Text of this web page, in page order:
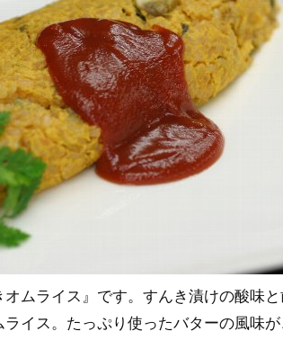
ムライス』です。すんき漬けの酸味
イス。たっぷり使ったバターの風味